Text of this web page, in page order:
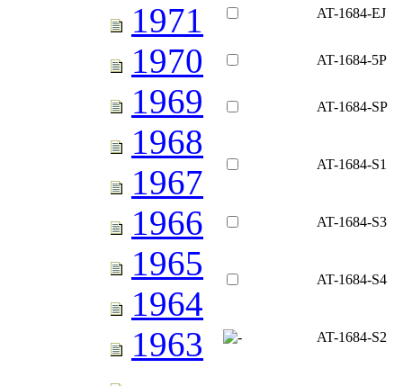
1971
1970
1969
1968
1967
1966
1965
1964
1963
AT-1684-EJ
AT-1684-5P
AT-1684-SP
AT-1684-S1
AT-1684-S3
AT-1684-S4
AT-1684-S2